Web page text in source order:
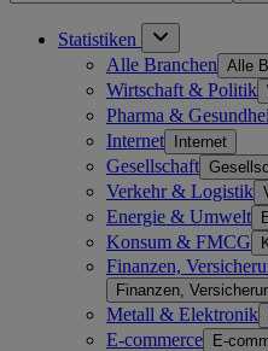
Statistiken
Alle Branchen Alle
Wirtschaft & Politik
Pharma &
Internet Internet
Gesellschaft
Verkehr & Logistik
Energie & Umwelt
Konsum & FMCG
Finanzen,
Finanzen,
Metall & Elektronik
E-commerce E-